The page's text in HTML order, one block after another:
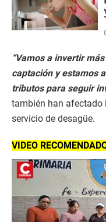
“Vamos a invertir
captación y estamos
tributos para seguir
también han afectado
servicio de desagüe.
VIDEO